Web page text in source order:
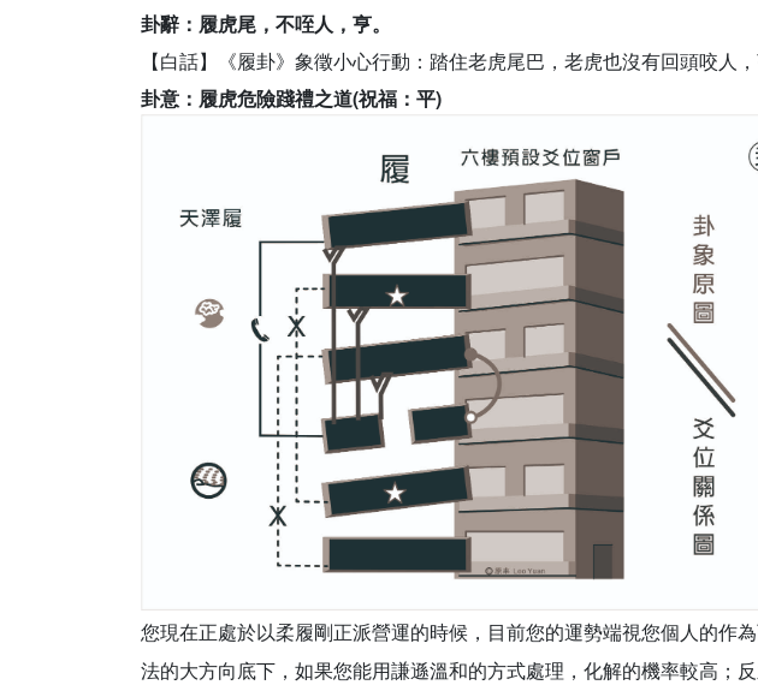
卦辭：履虎尾，不咥人，亨。
【白話】《履卦》象徵小心行動：踏住老虎尾巴，老虎也沒有回頭咬人，
卦意： 履虎危險踐禮之道(祝福：平)
您現在正處於以柔履剛正派營運的時候，目前您的運勢端視您個人的作
法的大方向底下，如果您能用謙遜溫和的方式處理，化解的機率較高；